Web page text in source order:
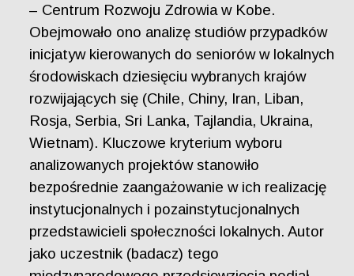
– Centrum Rozwoju Zdrowia w Kobe.
Obejmowało ono analizę studiów przypadków
inicjatyw kierowanych do seniorów w lokalnych
środowiskach dziesięciu wybranych krajów
rozwijających się (Chile, Chiny, Iran, Liban,
Rosja, Serbia, Sri Lanka, Tajlandia, Ukraina,
Wietnam). Kluczowe kryterium wyboru
analizowanych projektów stanowiło
bezpośrednie zaangażowanie w ich realizację
instytucjonalnych i pozainstytucjonalnych
przedstawicieli społeczności lokalnych. Autor
jako uczestnik (badacz) tego